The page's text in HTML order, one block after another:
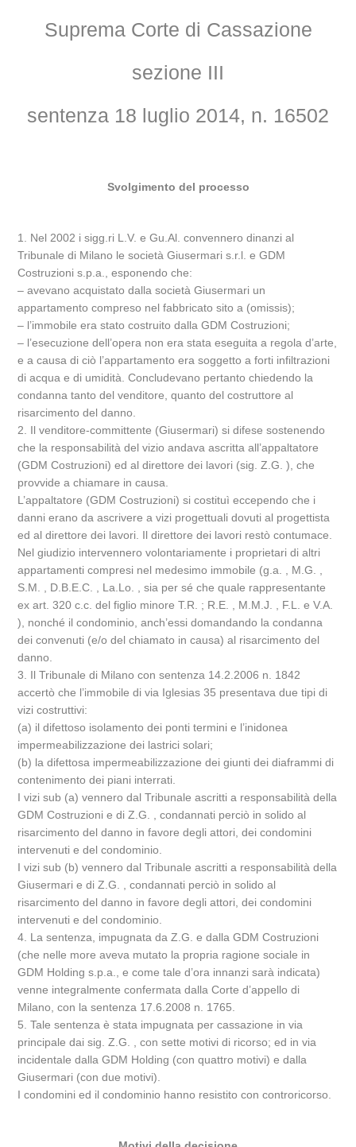
Suprema Corte di Cassazione
sezione III
sentenza 18 luglio 2014, n. 16502
Svolgimento del processo
1. Nel 2002 i sigg.ri L.V. e Gu.Al. convennero dinanzi al
Tribunale di Milano le società Giusermari s.r.l. e GDM
Costruzioni s.p.a., esponendo che:
– avevano acquistato dalla società Giusermari un
appartamento compreso nel fabbricato sito a (omissis);
– l’immobile era stato costruito dalla GDM Costruzioni;
– l’esecuzione dell’opera non era stata eseguita a regola d’arte,
e a causa di ciò l’appartamento era soggetto a forti infiltrazioni
di acqua e di umidità. Concludevano pertanto chiedendo la
condanna tanto del venditore, quanto del costruttore al
risarcimento del danno.
2. Il venditore-committente (Giusermari) si difese sostenendo
che la responsabilità del vizio andava ascritta all’appaltatore
(GDM Costruzioni) ed al direttore dei lavori (sig. Z.G. ), che
provvide a chiamare in causa.
L’appaltatore (GDM Costruzioni) si costituì eccependo che i
danni erano da ascrivere a vizi progettuali dovuti al progettista
ed al direttore dei lavori. Il direttore dei lavori restò contumace.
Nel giudizio intervennero volontariamente i proprietari di altri
appartamenti compresi nel medesimo immobile (g.a. , M.G. ,
S.M. , D.B.E.C. , La.Lo. , sia per sé che quale rappresentante
ex art. 320 c.c. del figlio minore T.R. ; R.E. , M.M.J. , F.L. e V.A.
), nonché il condominio, anch’essi domandando la condanna
dei convenuti (e/o del chiamato in causa) al risarcimento del
danno.
3. Il Tribunale di Milano con sentenza 14.2.2006 n. 1842
accertò che l’immobile di via Iglesias 35 presentava due tipi di
vizi costruttivi:
(a) il difettoso isolamento dei ponti termini e l’inidonea
impermeabilizzazione dei lastrici solari;
(b) la difettosa impermeabilizzazione dei giunti dei diaframmi di
contenimento dei piani interrati.
I vizi sub (a) vennero dal Tribunale ascritti a responsabilità della
GDM Costruzioni e di Z.G. , condannati perciò in solido al
risarcimento del danno in favore degli attori, dei condomini
intervenuti e del condominio.
I vizi sub (b) vennero dal Tribunale ascritti a responsabilità della
Giusermari e di Z.G. , condannati perciò in solido al
risarcimento del danno in favore degli attori, dei condomini
intervenuti e del condominio.
4. La sentenza, impugnata da Z.G. e dalla GDM Costruzioni
(che nelle more aveva mutato la propria ragione sociale in
GDM Holding s.p.a., e come tale d’ora innanzi sarà indicata)
venne integralmente confermata dalla Corte d’appello di
Milano, con la sentenza 17.6.2008 n. 1765.
5. Tale sentenza è stata impugnata per cassazione in via
principale dai sig. Z.G. , con sette motivi di ricorso; ed in via
incidentale dalla GDM Holding (con quattro motivi) e dalla
Giusermari (con due motivi).
I condomini ed il condominio hanno resistito con controricorso.